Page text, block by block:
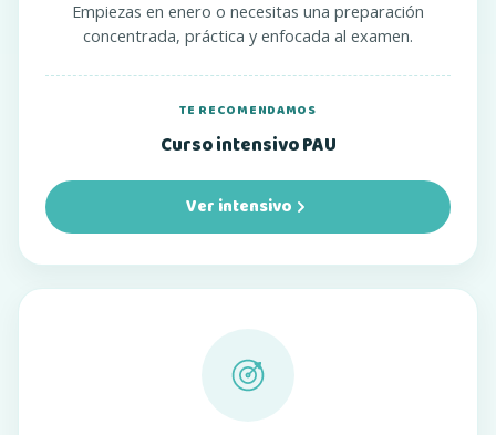
Empiezas en enero o necesitas una preparación
concentrada, práctica y enfocada al examen.
TE RECOMENDAMOS
Curso intensivo PAU
Ver intensivo